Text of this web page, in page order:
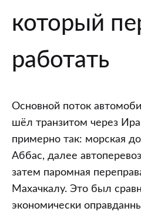
который
работать
Основной поток
шёл транзитом через
примерно так: морская
Аббас, далее
затем паромная
Махачкалу. Это был
экономически